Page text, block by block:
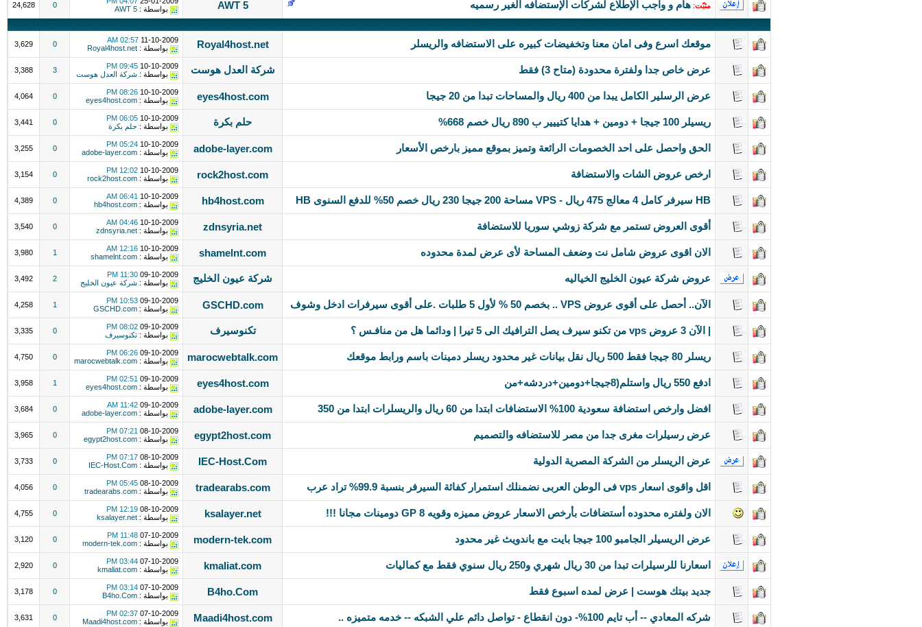
مثبّت: هام و واجب الإطلاع لشركات الإستضافه الغير رسميه AWT 5
بواسطة : AWT 5
0
24,628
موقعك اسرع وفى امان معنا وتخفيضات كبيره على الاستضافه والريسلر Royal4host.net
11-10-2009
02:57 AM
بواسطة : Royal4host.net
0
3,629
عرض خاص جدا ولفترة محدودة (متاح 3) فقط شركة العدل هوست 10-10-2009
09:45 PM
بواسطة : شركة العدل هوست 3
3,388
عرض الرسلير الكامل يبدا من 400 ريال والمساحات تبدا من 20 جيجا eyes4host.com
10-10-2009
08:26 PM
بواسطة : eyes4host.com
0
4,064
ريسيلر 100 جيجا + دومين + هدايا كتييير ب 890 ريال خصم 668% حلم بكرة 10-10-2009
06:05 PM
بواسطة : حلم بكرة 0
3,441
الحق واحصل على احد الخصومات الرائعة وتميز بموقع مميز بارخص الأسعار adobe-layer.com
10-10-2009
05:24 PM
بواسطة : adobe-layer.com
0
3,255
ارخص عروض الشات والاستضافة rock2host.com
10-10-2009
12:02 PM
بواسطة : rock2host.com
0
3,154
HB سيرفر كامل 4 معالج 475 ريال - VPS مساحة 200 جيجا 230 ريال خصم 50% للدفع السنوى HB hb4host.com
10-10-2009
06:41 AM
بواسطة : hb4host.com
0
4,389
أقوى العروض تستمر مع شركة زوشي سوريا للاستضافة zdnsyria.net
10-10-2009
04:46 AM
بواسطة : zdnsyria.net
0
3,540
الان اقوى عروض شامل نت وضعف المساحة لأى عرض لمدة محدوده shamelnt.com
10-10-2009
12:16 AM
بواسطة : shamelnt.com
1
3,980
عروض شركة عيون الخليج الخياليه شركة عيون الخليج 09-10-2009
11:30 PM
بواسطة : شركة عيون الخليج 2
3,492
الآن.. أحصل على أقوى عروض VPS .. بخصم 50 % لأول 5 طلبات .على أقوى سيرفرات ادخل وشوف GSCHD.com
09-10-2009
10:53 PM
بواسطة : GSCHD.com
1
4,258
| الآن 3 عروض vps من تكنو سيرف يصل الترافيك الى 5 تيرا | ودائما هل من منافـس ؟ تكنوسيرف 09-10-2009
08:02 PM
بواسطة : تكنوسيرف 0
3,335
ريسلر 80 جيجا فقط 500 ريال نقل بيانات غير محدود ريسلر دمينات باسم ورابط موقعك marocwebtalk.com
09-10-2009
06:26 PM
بواسطة : marocwebtalk.com
0
4,750
ادفع 550 ريال واستلم(8جيجا+دومين+دردشه+من eyes4host.com
09-10-2009
02:51 PM
بواسطة : eyes4host.com
1
3,958
افضل وارخص استضافة سعودية 100% الاستضافات ابتدا من 60 ريال والريسلرات ابتدا من 350 adobe-layer.com
09-10-2009
11:42 AM
بواسطة : adobe-layer.com
0
3,684
عرض رسيلرات مغرى جدا من مصر للاستضافه والتصميم egypt2host.com
08-10-2009
07:21 PM
بواسطة : egypt2host.com
0
3,965
عرض الريسلر من الشركة المصرية الدولية IEC-Host.Com
08-10-2009
07:17 PM
بواسطة : IEC-Host.Com
0
3,733
اقل واقوى اسعار vps فى الوطن العربى نضمنلك استمرار كفائة السيرفر بنسبة 99.9% تراد عرب tradearabs.com
08-10-2009
05:45 PM
بواسطة : tradearabs.com
0
4,056
الان ولفتره محدوده أستضافات بأرخص الاسعار عروض مميزه وقويه 8 GP دومينات مجانا !!! ksalayer.net
08-10-2009
12:19 PM
بواسطة : ksalayer.net
0
4,755
عرض الريسيلر الجامبو 100 جيجا بايت مع باندويث غير محدود modern-tek.com
07-10-2009
11:48 PM
بواسطة : modern-tek.com
0
3,120
اسعارنا للرسيلرات تبدا من 30 ريال شهري و250 ريال سنوي فقط مع كماليات kmaliat.com
07-10-2009
03:44 PM
بواسطة : kmaliat.com
0
2,920
جديد بيتك هوست | عرض لمده اسبوع فقط B4ho.Com
07-10-2009
03:14 PM
بواسطة : B4ho.Com
0
3,178
شركه المعادي -- أب تايم 100%- دون انقطاع - تواصل دائم علي الشبكه -- خدمه متميزه .. Maadi4host.com
07-10-2009
02:37 PM
بواسطة : Maadi4host.com
0
3,631